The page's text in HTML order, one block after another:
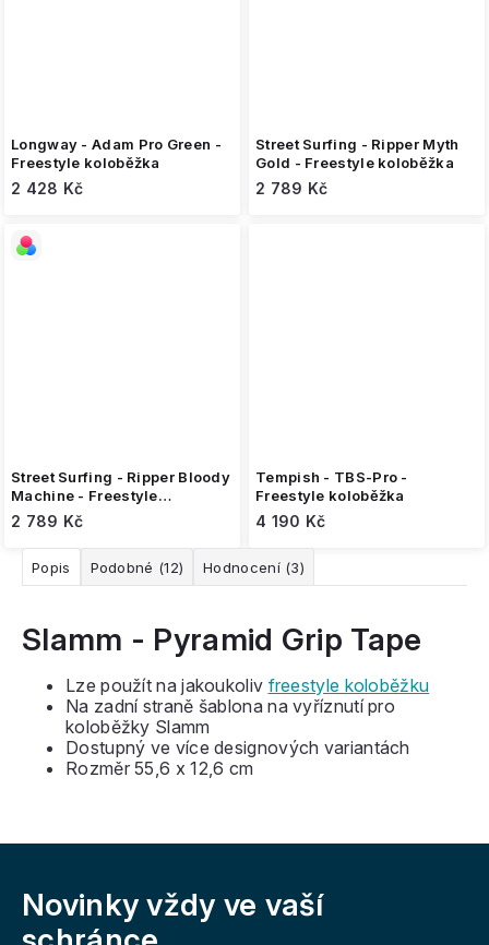
Longway - Adam Pro Green -
Freestyle koloběžka
2 428 Kč
Street Surfing - Ripper Myth
Gold - Freestyle koloběžka
2 789 Kč
Street Surfing - Ripper Bloody
Machine - Freestyle
koloběžka
2 789 Kč
Tempish - TBS-Pro -
Freestyle koloběžka
4 190 Kč
Popis Podobné (12) Hodnocení (3)
Slamm - Pyramid Grip Tape
Lze použít na jakoukoliv freestyle koloběžku
Na zadní straně šablona na vyříznutí pro
koloběžky Slamm
Dostupný ve více designových variantách
Rozměr 55,6 x 12,6 cm
Novinky vždy ve vaší